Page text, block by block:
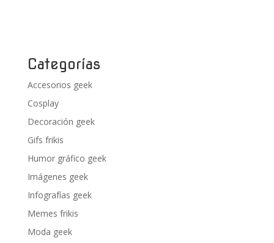
Categorías
Accesorios geek
Cosplay
Decoración geek
Gifs frikis
Humor gráfico geek
Imágenes geek
Infografías geek
Memes frikis
Moda geek